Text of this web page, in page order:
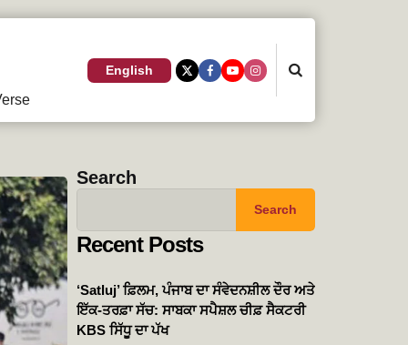
English
Search
Search
Recent Posts
‘Satluj’ ਫ਼ਿਲਮ, ਪੰਜਾਬ ਦਾ ਸੰਵੇਦਨਸ਼ੀਲ ਦੌਰ ਅਤੇ
ਇੱਕ-ਤਰਫ਼ਾ ਸੱਚ: ਸਾਬਕਾ ਸਪੈਸ਼ਲ ਚੀਫ਼ ਸੈਕਟਰੀ
KBS ਸਿੱਧੂ ਦਾ ਪੱਖ